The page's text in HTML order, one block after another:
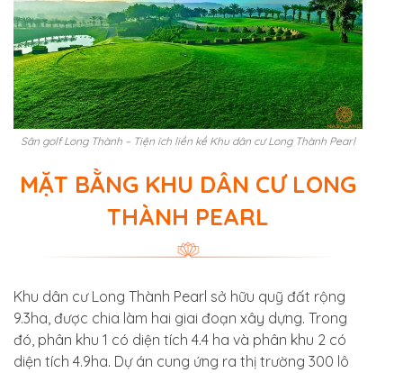
Sân golf Long Thành – Tiện ích liền kề Khu dân cư Long Thành Pearl
MẶT BẰNG KHU DÂN CƯ LONG
THÀNH PEARL
Khu dân cư Long Thành Pearl sở hữu quỹ đất rộng
9.3ha, được chia làm hai giai đoạn xây dựng. Trong
đó, phân khu 1 có diện tích 4.4 ha và phân khu 2 có
diện tích 4.9ha. Dự án cung ứng ra thị trường 300 lô